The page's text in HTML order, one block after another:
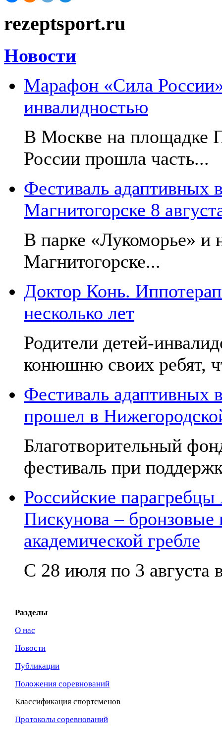
rezeptsport.ru
Новости
Марафон «Сила
инвалидностью
В Москве на площадке
России прошла часть...
Фестиваль адаптивных
Магнитогорске 8
В парке «Лукоморье» и
Магнитогорске...
Доктор Конь.
несколько лет
Родители детей-
конюшню своих ребят,
Фестиваль адаптивных
прошел в
Благотворительный
фестиваль при
Российские
Пискунова –
академической гребле
С 28 июля по 3 августа
Разделы
О нас
Новости
Публикации
Положения соревнований
Классификация спортсменов
Протоколы соревнований